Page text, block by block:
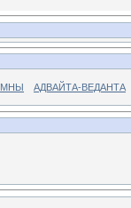
АДВАЙТА-ВЕДАНТА